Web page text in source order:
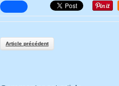
Article précédent